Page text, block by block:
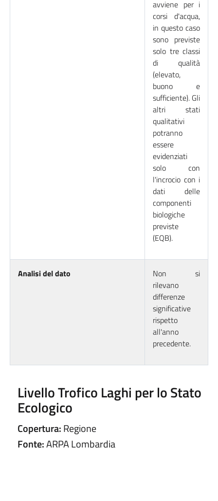
avviene per i
corsi d'acqua,
in questo caso
sono previste
solo tre classi
di qualità
(elevato,
buono e
sufficiente). Gli
altri stati
qualitativi
potranno
essere
evidenziati
solo con
l'incrocio con i
dati delle
componenti
biologiche
previste
(EQB).
Analisi del dato
Non si
rilevano
differenze
significative
rispetto
all'anno
precedente.
Livello Trofico Laghi per lo Stato
Ecologico
Copertura:Regione
Fonte:ARPA Lombardia